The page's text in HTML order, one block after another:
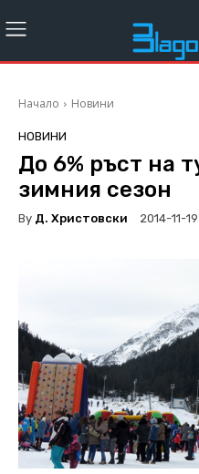
Начало Новини
НОВИНИ
До 6% ръст на
зимния сезон
By Д. Христовски 2014-11-19